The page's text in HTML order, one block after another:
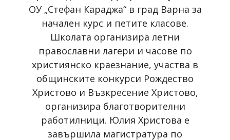
ОУ „Стефан Караджа“ в град Варна за
начален курс и петите класове.
Школата организира летни
православни лагери и часове по
християнско краезнание, участва в
общинските конкурси Рождество
Христово и Възкресение Христово,
организира благотворителни
работилници. Юлия Христова е
завършила магистратура по